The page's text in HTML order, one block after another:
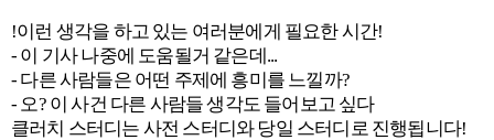
!이런 생각을 하고 있는 여러분에게 필요한 시간!
- 이 기사 나중에 도움될거 같은데...
- 다른 사람들은 어떤 주제에 흥미를 느낄까?
- 오? 이 사건 다른 사람들 생각도 들어보고 싶다
클러치 스터디는 사전 스터디와 당일 스터디로 진행됩니다!